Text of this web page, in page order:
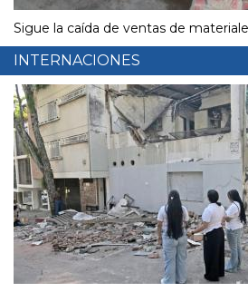
Sigue la caída de ventas de
INTERNACIONES